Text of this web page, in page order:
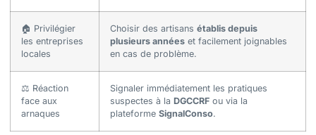
🏠 Privilégier
les entreprises
locales
Choisir des artisans établis depuis
plusieurs années et facilement joignables
en cas de problème.
⚖️ Réaction
face aux
arnaques
Signaler immédiatement les pratiques
suspectes à la DGCCRF ou via la
plateforme SignalConso.